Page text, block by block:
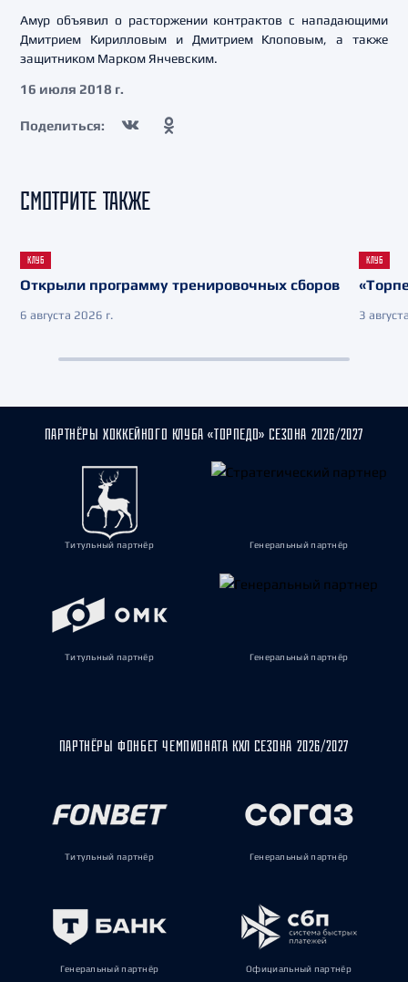
Амур объявил о расторжении контрактов с нападающими
Дмитрием Кирилловым и Дмитрием Клоповым, а также
защитником Марком Янчевским.
16 июля 2018 г.
Поделиться:
СМОТРИТЕ ТАКЖЕ
КЛУБ
Открыли программу тренировочных сборов
6 августа 2026 г.
КЛУБ
3
ПАРТНЁРЫ ХОККЕЙНОГО КЛУБА «ТОРПЕДО» СЕЗОНА 2026/2027
Титульный партнёр Генеральный партнёр
Титульный партнёр Генеральный партнёр
ПАРТНЁРЫ ФОНБЕТ ЧЕМПИОНАТА КХЛ СЕЗОНА 2026/2027
Титульный партнёр Генеральный партнёр
Генеральный партнёр Официальный партнёр